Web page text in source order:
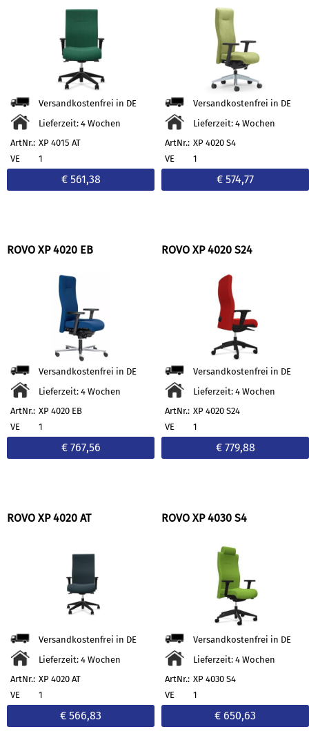
Versandkostenfrei in DE
Lieferzeit: 4 Wochen
ArtNr.: XP 4015 AT
VE
1
€ 561,38
Versandkostenfrei in DE
Lieferzeit: 4 Wochen
ArtNr.: XP 4020 S4
VE
1
€ 574,77
ROVO XP 4020 EB
Versandkostenfrei in DE
Lieferzeit: 4 Wochen
ArtNr.: XP 4020 EB
VE
1
€ 767,56
ROVO XP 4020 S24
Versandkostenfrei in DE
Lieferzeit: 4 Wochen
ArtNr.: XP 4020 S24
VE
1
€ 779,88
ROVO XP 4020 AT
Versandkostenfrei in DE
Lieferzeit: 4 Wochen
ArtNr.: XP 4020 AT
VE
1
€ 566,83
ROVO XP 4030 S4
Versandkostenfrei in DE
Lieferzeit: 4 Wochen
ArtNr.: XP 4030 S4
VE
1
€ 650,63